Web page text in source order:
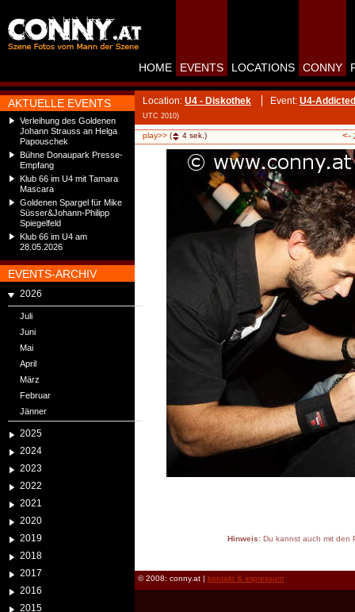
AKTUELLE EVENTS
Verleihung des Goldenen
Johann Strauss an Helga
Papouschek
Bühne Donaupark Presse-
Empfang
Klub 66 im U4 mit Tamara
Mascara
Goldenen Spargel für Mike
Süsser&Johann-Philipp
Spiegelfeld
Klub 66 im U4 am
28.05.2026
EVENTS-ARCHIV
2026
Juli
Juni
Mai
April
März
Februar
Jänner
2025
2024
2023
2022
2021
2020
2019
2018
2017
2016
2015
HOME EVENTS LOCATIONS CONNY
Location: U4 - Diskothek Event: U4-
UTC 2010)
play>> ( 4 sek.) <-
Hinweis:Du kannst auch mit den
© 2008: conny.at | kontakt & impressum